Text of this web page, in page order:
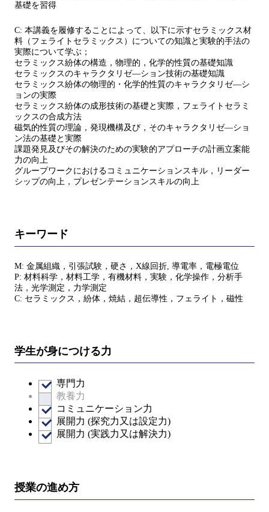
基礎を習得
C: 本講義を履修することによって、以下に示すセラミックス材
料（フェライトセラミックス）についての知識と実験的手法の
実際について学ぶ；
セラミックス紛体の構造，物理的，化学的性質の基礎知識
セラミックスのキャラクタリゼ―ション技術の基礎知識
セラミックス紛体の物理的・化学的性質のキャラクタリゼ―シ
ョンの実際
セラミックス紛体の成形技術の基礎と実際，フェライトセラミ
ックスの合成方法
磁気的性質の理論，発現機構及び，そのキャラクタリゼ―ショ
ン法の基礎と実際
課題発見及びその解決のための実験的アプローチの計画立案能
力の向上
グループワークにおけるコミュニケーションスキル，リーダー
シップの向上，プレゼンテーションスキルの向上
キーワード
M: 金属組織，引張試験，硬さ，X線回折, 導電率，電極電位
P: 材料科学，材料工学，有機材料，実験，化学操作，分析手
法，光学測定，力学測定
C: セラミックス，紛体，焼結，超伝導性，フェライト，磁性
学生が身につける力
専門力
教養力
コミュニケーション力
展開力 (探究力又は設定力)
展開力 (実践力又は解決力)
授業の進め方